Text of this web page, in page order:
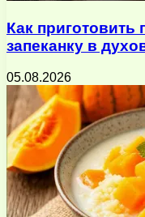
Как
запеканку в
05.08.2026